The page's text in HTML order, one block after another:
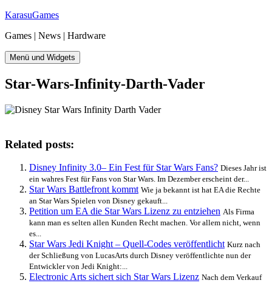
Zum
springen
KarasuGames
Games | News | Hardware
Menü und Widgets
Star-Wars-Infinity-Darth-Vader
Related posts:
Disney Infinity 3.0– Ein Fest für Star Wars Fans? Dieses Jahr ist
ein wahres Fest für Fans von Star Wars. Im Dezember erscheint der...
Star Wars Battlefront kommt Wie ja bekannt ist hat EA die Rechte
an Star Wars Spielen von Disney gekauft...
Petition um EA die Star Wars Lizenz zu entziehen Als Firma
kann man es selten allen Kunden Recht machen. Vor allem nicht, wenn
es...
Star Wars Jedi Knight – Quell-Codes veröffentlicht Kurz nach
der Schließung von LucasArts durch Disney veröffentlichte nun der
Entwickler von Jedi Knight:...
Electronic Arts sichert sich Star Wars Lizenz Nach dem Verkauf